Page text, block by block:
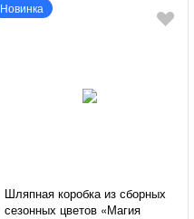
Новинка
Шляпная коробка из сборных
сезонных цветов «Магия